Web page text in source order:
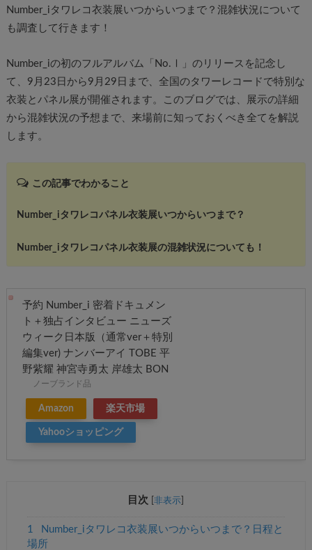
Number_iタワレコ衣装展いつからいつまで？混雑状況について
も調査して行きます！
Number_iの初のフルアルバム「No.Ⅰ」のリリースを記念し
て、9月23日から9月29日まで、全国のタワーレコードで特別な
衣装とパネル展が開催されます。このブログでは、展示の詳細
から混雑状況の予想まで、来場前に知っておくべき全てを解説
します。
この記事でわかること
Number_iタワレコパネル衣装展いつからいつまで？
Number_iタワレコパネル衣装展の混雑状況についても！
予約 Number_i 密着ドキュメン
ト＋独占インタビュー ニューズ
ウィーク日本版（通常ver＋特別
編集ver) ナンバーアイ TOBE 平
野紫耀 神宮寺勇太 岸雄太 BON
ノーブランド品
Amazon 楽天市場
Yahooショッピング
目次 [非表示
1
Number_iタワレコ衣装展いつからいつまで？日程と
場所